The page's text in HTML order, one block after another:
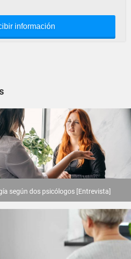
información
según dos psicólogos [Entrevista]